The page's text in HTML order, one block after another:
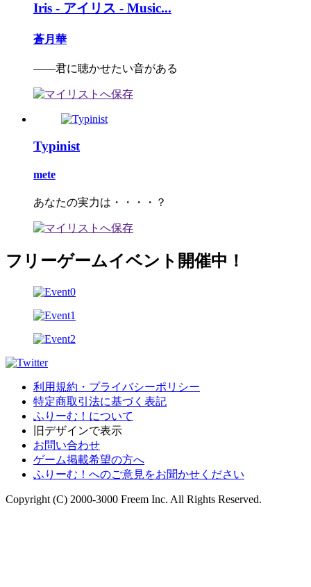
Iris - アイリス - Music...
蒼月華
――君に聴かせたい音がある
Typinist
mete
あなたの実力は・・・・？
フリーゲームイベント開催中！
利用規約・プライバシーポリシー
特定商取引法に基づく表記
ふりーむ！について
旧デザインで表示
お問い合わせ
ゲーム掲載希望の方へ
ふりーむ！へのご意見をお聞かせください
Copyright (C) 2000-3000 Freem Inc. All Rights Reserved.